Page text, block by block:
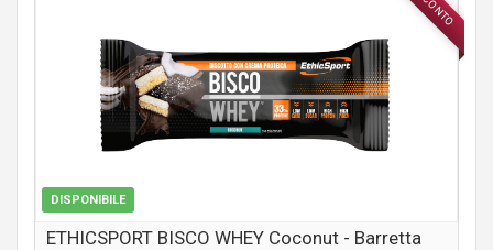
SCONTO
DISPONIBILE
INTEGRATORI
ETHICSPORT BISCO WHEY Coconut - Barretta